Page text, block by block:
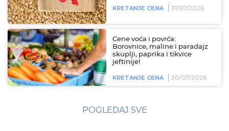
KRETANJE CENA 31/07/2026
Cene voća i povrća:
Borovnice, maline i paradajz
skuplji, paprika i tikvice
jeftinije!
KRETANJE CENA 30/07/2026
POGLEDAJ SVE